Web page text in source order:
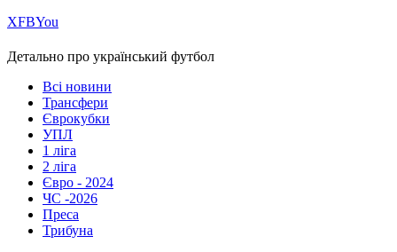
ХFBYou
Детально про український футбол
Всі новини
Трансфери
Єврокубки
УПЛ
1 ліга
2 ліга
Євро - 2024
ЧС -2026
Преса
Трибуна